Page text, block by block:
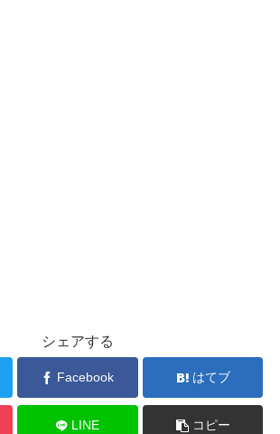
シェアする
Facebook はてブ
LINE コピー